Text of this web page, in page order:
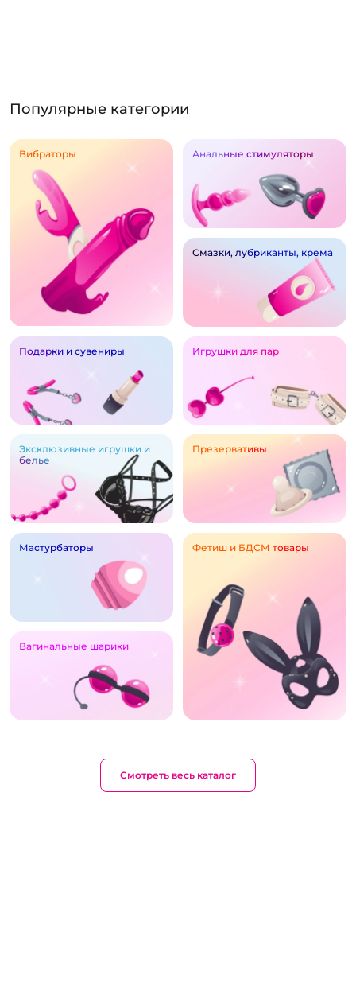
Популярные категории
Вибраторы Анальные стимуляторы
Смазки, лубриканты, крема
Подарки и сувениры Игрушки для пар
Эксклюзивные игрушки и
белье
Презервативы
Мастурбаторы
Вагинальные шарики
Фетиш и БДСМ товары
Смотреть весь каталог